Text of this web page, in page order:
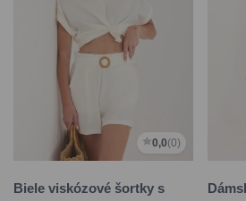
0,0(0)
Biele viskózové šortky s